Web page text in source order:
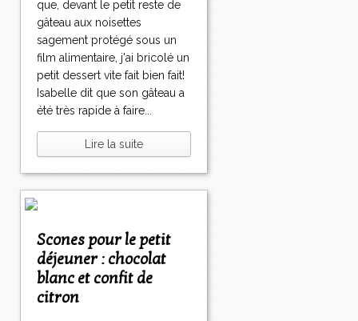
que, devant le petit reste de
gâteau aux noisettes
sagement protégé sous un
film alimentaire, j'ai bricolé un
petit dessert vite fait bien fait!
Isabelle dit que son gâteau a
été très rapide à faire...
Lire la suite
Scones pour le petit
déjeuner : chocolat
blanc et confit de
citron